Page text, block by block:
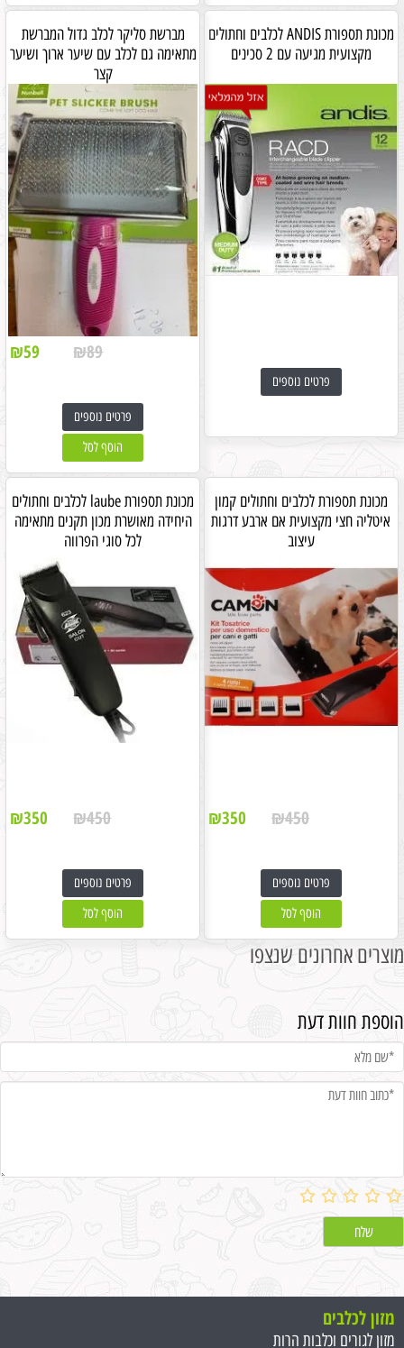
מכונת תספורת ANDIS לכלבים וחתולים
מקצועית מגיעה עם 2 סכינים
פרטים נוספים
מברשת סליקר לכלב גדול המברשת
מתאימה גם לכלב עם שיער ארוך ושיער
קצר
₪89
₪59
פרטים נוספים
הוסף לסל
מכונת תספורת לכלבים וחתולים קמון
איטליה חצי מקצועית אם ארבע דרגות
עיצוב
₪450
₪350
פרטים נוספים
הוסף לסל
מכונת תספורת laube לכלבים וחתולים
היחידה מאושרת מכון תקנים מתאימה
לכל סוגי הפרווה
₪450
₪350
פרטים נוספים
הוסף לסל
מוצרים אחרונים שנצפו
הוספת חוות דעת
מזון לכלבים
מזון לגורים וכלבות הרות